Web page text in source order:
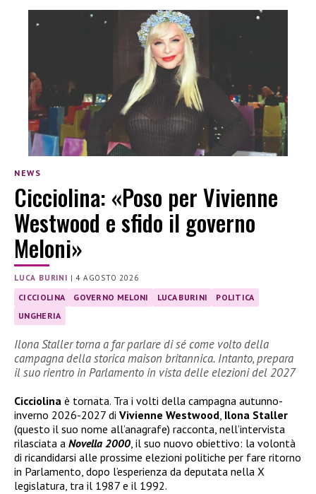
NEWS
Cicciolina: «Poso per Vivienne
Westwood e sfido il governo
Meloni»
LUCA BURINI |4 AGOSTO 2026
CICCIOLINA GOVERNO MELONI LUCA BURINI
POLITICA
UNGHERIA
Ilona Staller torna a far parlare di sé come volto della
campagna della storica maison britannica. Intanto, prepara
il suo rientro in Parlamento in vista delle elezioni del 2027
Cicciolina è tornata. Tra i volti della campagna autunno-
inverno 2026-2027 di Vivienne Westwood, Ilona Staller
(questo il suo nome all’anagrafe) racconta, nell’intervista
rilasciata a Novella 2000, il suo nuovo obiettivo: la volontà
di ricandidarsi alle prossime elezioni politiche per fare ritorno
in Parlamento, dopo l’esperienza da deputata nella X
legislatura, tra il 1987 e il 1992.